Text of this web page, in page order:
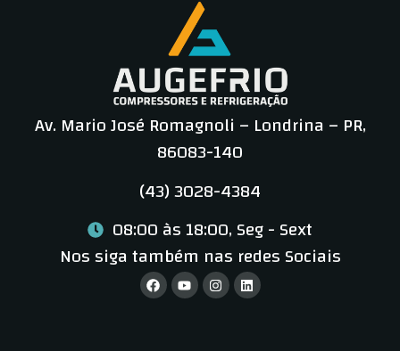
Av. Mario José Romagnoli – Londrina – PR,
86083-140
(43) 3028-4384
08:00 às 18:00, Seg - Sext
Nos siga também nas redes Sociais